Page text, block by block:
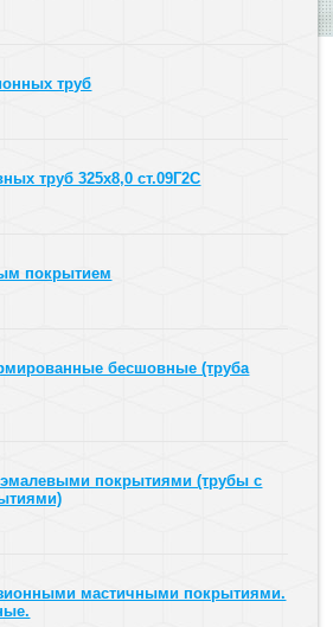
труб
труб 325х8,0 ст.09Г2С
покрытием
бесшовные (труба
покрытиями (трубы с
мастичными покрытиями.